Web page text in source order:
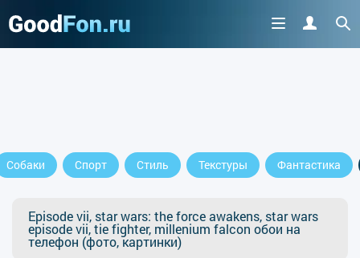
Собаки Спорт Стиль Текстуры Фантастика
Episode vii, star wars: the force awakens, star wars
episode vii, tie fighter, millenium falcon обои на
телефон (фото, картинки)